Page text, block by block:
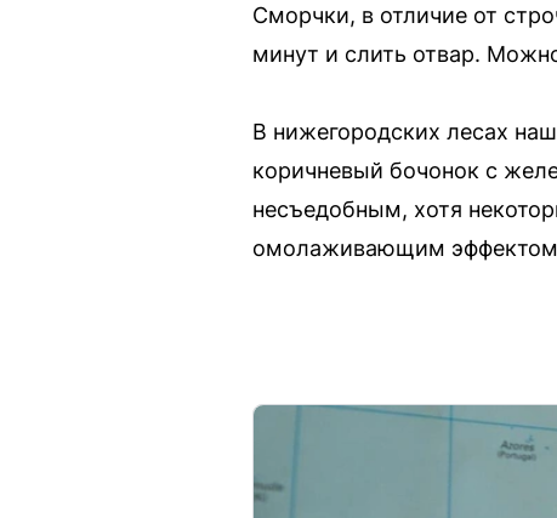
Сморчки, в отличие от
минут и слить отвар.
В нижегородских лесах
коричневый бочонок с
несъедобным, хотя
омолаживающим